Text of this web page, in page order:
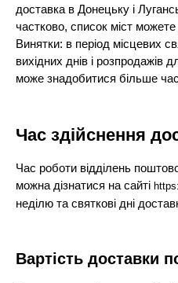
доставка в Донецьку і
частково, список міст
Винятки: в період місцевих
вихідних днів і розпродажів
може знадобитися більше
Час здійснення
Час роботи відділень
можна дізнатися на сайті
неділю та святкові дні
Вартість доставки